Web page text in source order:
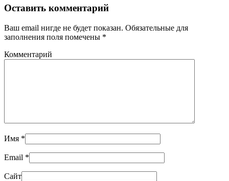
Оставить комментарий
Ваш email нигде не будет показан. Обязательные для
заполнения поля помечены *
Комментарий
Имя *
Email *
Сайт